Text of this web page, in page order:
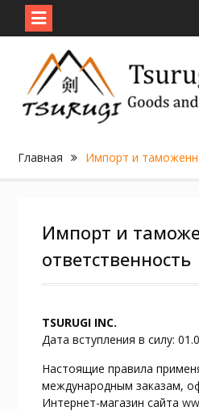
content
Главная Импорт и
Импорт и
ответственность
TSURUGI INC.
Дата вступления в силу:
Настоящие правила
международным заказам,
Интернет-магазин сайта